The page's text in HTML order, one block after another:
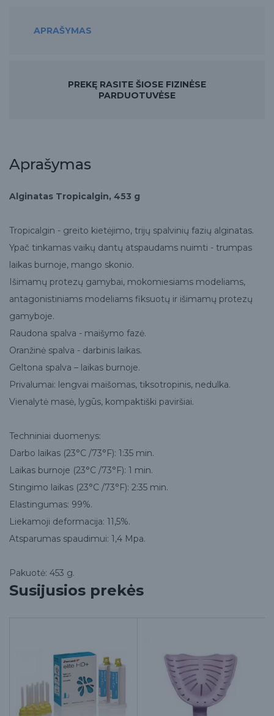
APRAŠYMAS
PREKĘ RASITE ŠIOSE FIZINĖSE
PARDUOTUVĖSE
Aprašymas
Alginatas Tropicalgin, 453 g
Tropicalgin - greito kietėjimo, trijų spalvinių fazių alginatas.
Ypač tinkamas vaikų dantų atspaudams nuimti - trumpas
laikas burnoje, mango skonio.
Išimamų protezų gamybai, mokomiesiams modeliams,
antagonistiniams modeliams fiksuotų ir išimamų protezų
gamyboje.
Raudona spalva - maišymo fazė.
Oranžinė spalva - darbinis laikas.
Geltona spalva – laikas burnoje.
Privalumai: lengvai maišomas, tiksotropinis, nedulka.
Vienalytė masė, lygūs, kompaktiški paviršiai.
Techniniai duomenys:
Darbo laikas (23°C /73°F): 1:35 min.
Laikas burnoje (23°C /73°F): 1 min.
Stingimo laikas (23°C /73°F): 2:35 min.
Elastingumas: 99%.
Liekamoji deformacija: 11,5%.
Atsparumas spaudimui: 1,4 Mpa.
Pakuotė: 453 g.
Susijusios prekės